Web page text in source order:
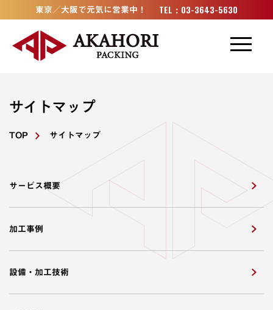
東京／大阪で元気に営業中！ TEL：03-3643-5630
設備・技術
会社概要
採用情報
ゴムナビ
サイトマップ
TOP サイトマップ
サービス概要
加工事例
設備・加工技術